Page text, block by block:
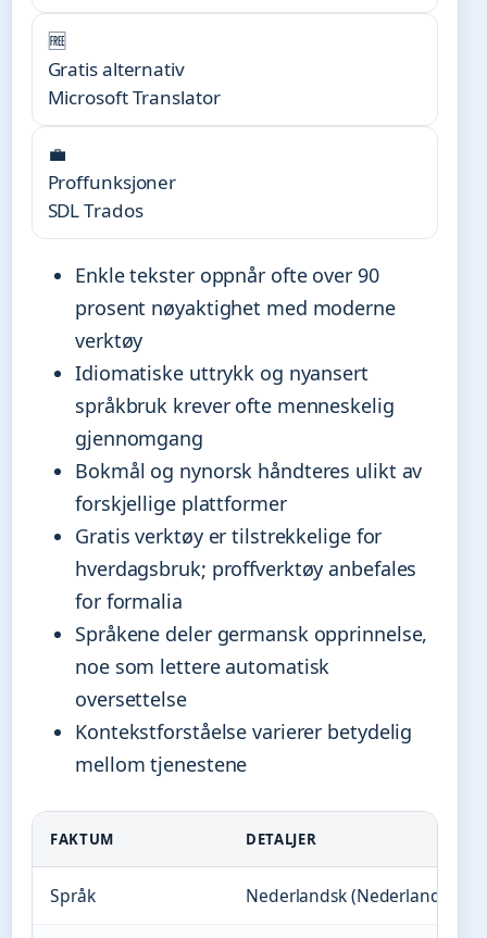
🆓
Gratis alternativ
Microsoft Translator
💼
Proffunksjoner
SDL Trados
Enkle tekster oppnår ofte over 90
prosent nøyaktighet med moderne
verktøy
Idiomatiske uttrykk og nyansert
språkbruk krever ofte menneskelig
gjennomgang
Bokmål og nynorsk håndteres ulikt av
forskjellige plattformer
Gratis verktøy er tilstrekkelige for
hverdagsbruk; proffverktøy anbefales
for formalia
Språkene deler germansk opprinnelse,
noe som lettere automatisk
oversettelse
Kontekstforståelse varierer betydelig
mellom tjenestene
FAKTUM DETALJER
Språk Nederlandsk (Nederlands) til